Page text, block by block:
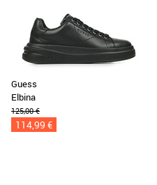
Guess
Elbina
125,00 €
114,99 €